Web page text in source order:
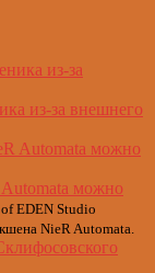
из-за внешнего
можно
EDEN Studio
NieR Automata.